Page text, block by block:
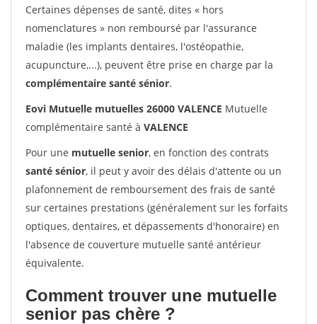
Certaines dépenses de santé, dites « hors
nomenclatures » non remboursé par l'assurance
maladie (les implants dentaires, l'ostéopathie,
acupuncture,...), peuvent être prise en charge par la
complémentaire santé sénior.
Eovi Mutuelle mutuelles 26000 VALENCE Mutuelle
complémentaire santé à VALENCE
Pour une mutuelle senior, en fonction des contrats
santé sénior, il peut y avoir des délais d'attente ou un
plafonnement de remboursement des frais de santé
sur certaines prestations (généralement sur les forfaits
optiques, dentaires, et dépassements d'honoraire) en
l'absence de couverture mutuelle santé antérieur
équivalente.
Comment trouver une mutuelle
senior pas chère ?